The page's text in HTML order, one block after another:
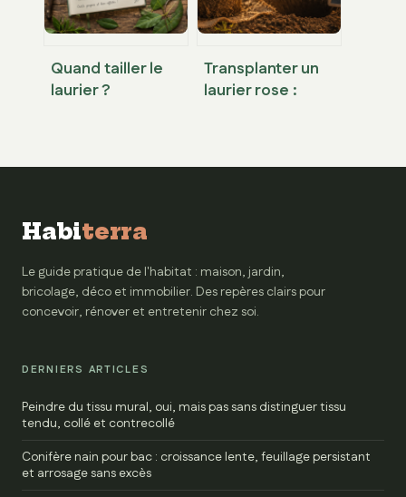
Quand tailler le
laurier ?
Transplanter un
laurier rose :
Habiterra
Le guide pratique de l'habitat : maison, jardin,
bricolage, déco et immobilier. Des repères clairs pour
concevoir, rénover et entretenir chez soi.
DERNIERS ARTICLES
Peindre du tissu mural, oui, mais pas sans distinguer tissu
tendu, collé et contrecollé
Conifère nain pour bac : croissance lente, feuillage persistant
et arrosage sans excès